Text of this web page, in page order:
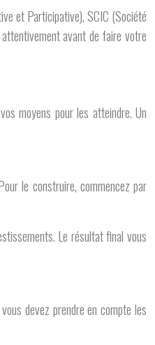
et Participative), SCIC (Société
attentivement avant de faire votre
moyens pour les atteindre. Un
le construire, commencez par
Le résultat final vous
devez prendre en compte les